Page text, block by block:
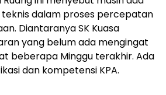
dalam proses percepatan
Diantaranya SK Kuasa
yang belum ada mengingat
beberapa Minggu terakhir. Ada
dan kompetensi KPA.